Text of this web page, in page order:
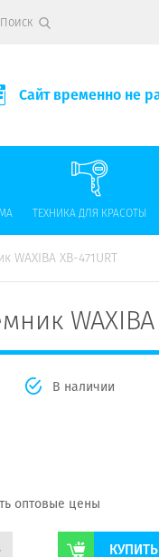
Поиск
Сайт временно не
ТЕХНИКА ДЛЯ КРАСОТЫ
WAXIBA XB-471URT
WAXIBA
В наличии
оптовые цены
КУПИТЬ